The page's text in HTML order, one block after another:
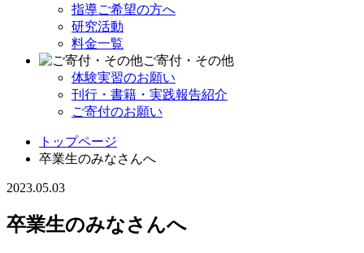
指導ご希望の方へ
研究活動
料金一覧
ご寄付・その他
体験実習のお願い
刊行・書籍・実践報告紹介
ご寄付のお願い
トップページ
卒業生のみなさんへ
2023.05.03
卒業生のみなさんへ